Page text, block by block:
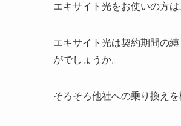
エキサイト光をお使いの方
エキサイト光は契約期間の
がでしょうか。
そろそろ他社への乗り換え